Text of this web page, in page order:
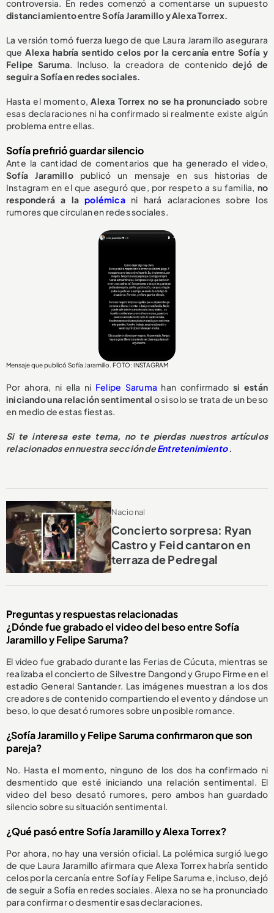
controversia. En redes comenzó a comentarse un supuesto
distanciamiento entre Sofía Jaramillo y Alexa Torrex.
La versión tomó fuerza luego de que Laura Jaramillo asegurara
que Alexa habría sentido celos por la cercanía entre Sofía y
Felipe Saruma . Incluso, la creadora de contenidodejó de
seguir a Sofía en redes sociales.
Hasta el momento, Alexa Torrex no se ha pronunciado sobre
esas declaraciones ni ha confirmado si realmente existe algún
problema entre ellas.
Sofía prefirió guardar silencio
Ante la cantidad de comentarios que ha generado el video,
Sofía Jaramillopublicó un mensaje en sus historias de
Instagram en el que aseguró que, por respeto a su familia, no
responderá a lapolémica ni hará aclaraciones sobre los
rumores que circulan en redes sociales.
Mensaje que publicó Sofía Jaramillo. FOTO: INSTAGRAM
Por ahora, ni ella ni Felipe Saruma han confirmadosi están
iniciando una relación sentimental o si solo se trata de un beso
en medio de estas fiestas.
Si te interesa este tema, no te pierdas nuestros artículos
relacionados en nuestra sección deEntretenimiento.
Nacional
Concierto sorpresa: Ryan
Castro y Feid cantaron en
terraza de Pedregal
Preguntas y respuestas relacionadas
¿Dónde fue grabado el video del beso entre Sofía
Jaramillo y Felipe Saruma?
El video fue grabado durante las Ferias de Cúcuta, mientras se
realizaba el concierto de Silvestre Dangond y Grupo Firme en el
estadio General Santander. Las imágenes muestran a los dos
creadores de contenido compartiendo el evento y dándose un
beso, lo que desató rumores sobre un posible romance.
¿Sofía Jaramillo y Felipe Saruma confirmaron que son
pareja?
No. Hasta el momento, ninguno de los dos ha confirmado ni
desmentido que esté iniciando una relación sentimental. El
video del beso desató rumores, pero ambos han guardado
silencio sobre su situación sentimental.
¿Qué pasó entre Sofía Jaramillo y Alexa Torrex?
Por ahora, no hay una versión oficial. La polémica surgió luego
de que Laura Jaramillo afirmara que Alexa Torrex habría sentido
celos por la cercanía entre Sofía y Felipe Saruma e, incluso, dejó
de seguir a Sofía en redes sociales. Alexa no se ha pronunciado
para confirmar o desmentir esas declaraciones.